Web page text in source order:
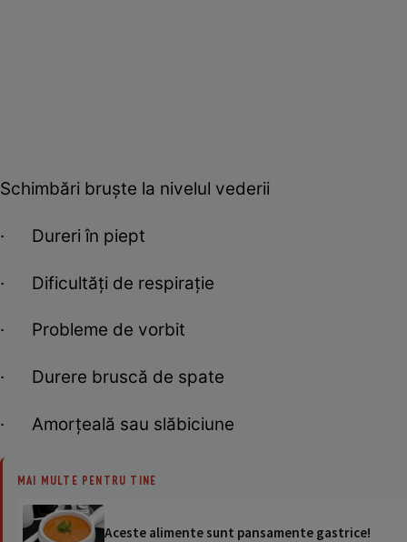
Schimbări bruște la nivelul vederii
· Dureri în piept
· Dificultăți de respirație
· Probleme de vorbit
· Durere bruscă de spate
· Amorțeală sau slăbiciune
MAI MULTE PENTRU TINE
Aceste alimente sunt pansamente gastrice!